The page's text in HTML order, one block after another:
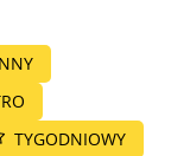
TYGODNIOWY